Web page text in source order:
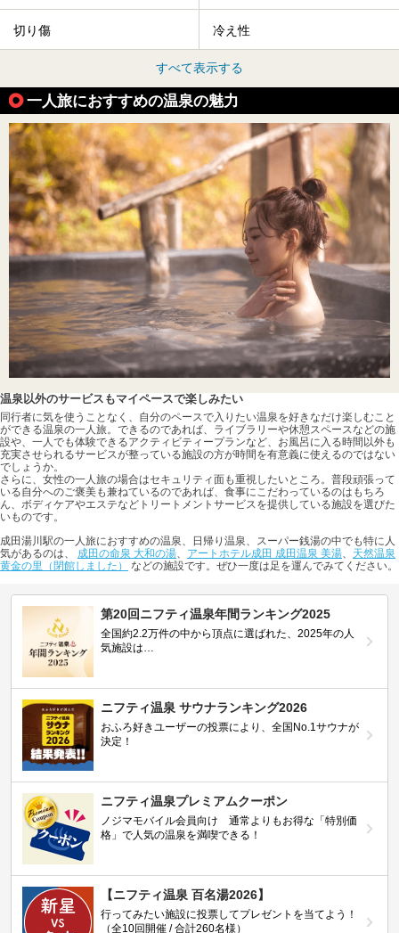
切り傷 冷え性
すべて表示する
一人旅におすすめの温泉の魅力
温泉以外のサービスもマイペースで楽しみたい
同行者に気を使うことなく、自分のペースで入りたい温泉を好きなだけ楽しむこと
ができる温泉の一人旅。できるのであれば、ライブラリーや休憩スペースなどの施
設や、一人でも体験できるアクティビティープランなど、お風呂に入る時間以外も
充実させられるサービスが整っている施設の方が時間を有意義に使えるのではない
でしょうか。
さらに、女性の一人旅の場合はセキュリティ面も重視したいところ。普段頑張って
いる自分へのご褒美も兼ねているのであれば、食事にこだわっているのはもちろ
ん、ボディケアやエステなどトリートメントサービスを提供している施設を選びた
いものです。
成田湯川駅の一人旅におすすめの温泉、日帰り温泉、スーパー銭湯の中でも特に人
気があるのは、 成田の命泉 大和の湯、 アートホテル成田 成田温泉 美湯、 天然温泉
黄金の里（閉館しました）
などの施設です。ぜひ一度は足を運んでみてください。
第20回ニフティ温泉年間ランキング2025
全国約2.2万件の中から頂点に選ばれた、2025年の人
気施設は…
ニフティ温泉 サウナランキング2026
おふろ好きユーザーの投票により、全国No.1サウナが
決定！
ニフティ温泉プレミアムクーポン
ノジマモバイル会員向け 通常よりもお得な「特別価
格」で人気の温泉を満喫できる！
【ニフティ温泉 百名湯2026】
行ってみたい施設に投票してプレゼントを当てよう！
（全10回開催 / 合計260名様）